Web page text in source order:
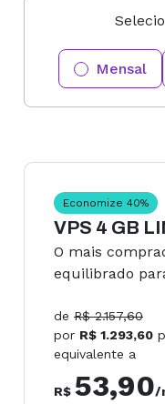
Mensal
Economize 40%
VPS 4 GB
O mais
equilibrado
de R$ 2.157,60
por R$ 1.293,60
equivalente a
R$ 53,90/